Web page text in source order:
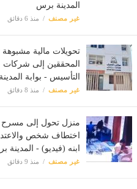
المدينة برس
غير مصنف منذ 6 دقائق
تحويلات مالية مشبوهة
المحققين إلى شركات
التأسيس - بوابة
غير مصنف منذ 8 دقائق
منزل تحول إلى مسرح
اختطاف شخص
ابنه (فيديو) - المدينة
غير مصنف منذ 9 دقائق